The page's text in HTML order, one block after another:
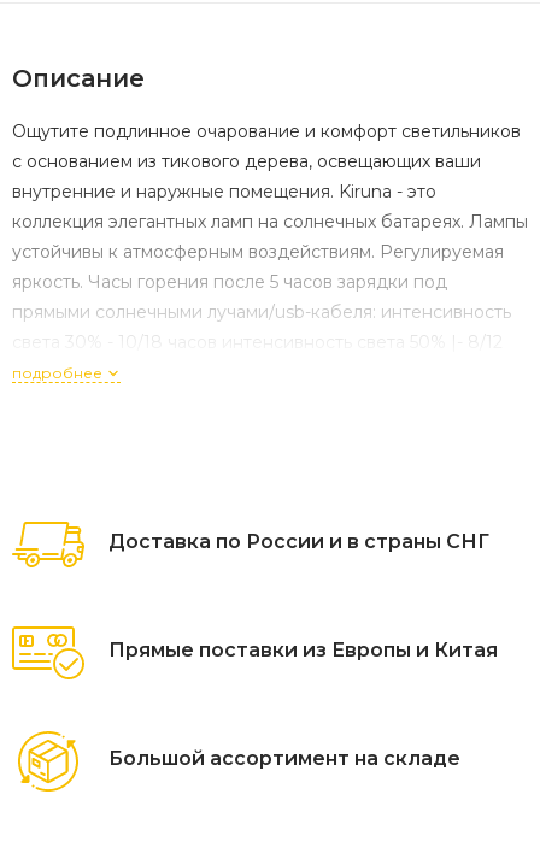
Описание
Ощутите подлинное очарование и комфорт светильников
с основанием из тикового дерева, освещающих ваши
внутренние и наружные помещения. Kiruna - это
коллекция элегантных ламп на солнечных батареях. Лампы
устойчивы к атмосферным воздействиям. Регулируемая
яркость. Часы горения после 5 часов зарядки под
прямыми солнечными лучами/usb-кабеля: интенсивность
света 30% - 10/18 часов интенсивность света 50% |- 8/12
часов интенсивность света 100% - 5/7 часов Литиевая
подробнее
Доставка по России и в страны СНГ
Прямые поставки из Европы и Китая
Большой ассортимент на складе